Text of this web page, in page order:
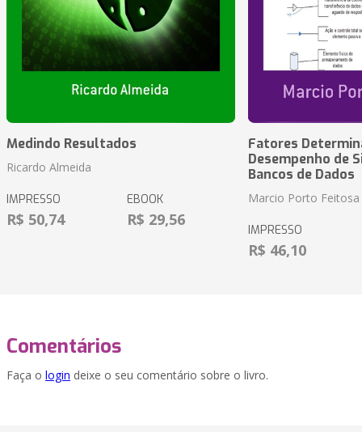
Medindo Resultados
Ricardo Almeida
IMPRESSO
R$ 50,74
EBOOK
R$ 29,56
Fatores
Desempenho de
Bancos de Dados
Marcio Porto Feitosa
IMPRESSO
R$ 46,10
Comentários
Faça o login deixe o seu comentário sobre o livro.